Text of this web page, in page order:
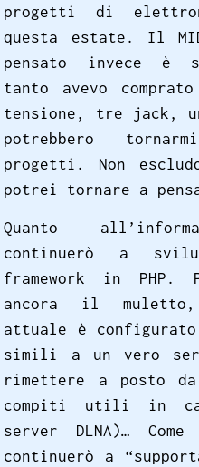
progetti di
questa estate. Il
pensato invece è
tanto avevo
tensione, tre jack, un
potrebbero
progetti. Non
potrei tornare a
Quanto
continuerò a
framework in PHP.
ancora il
attuale è
simili a un vero
rimettere a posto
compiti utili in
server DLNA)…
continuerò a